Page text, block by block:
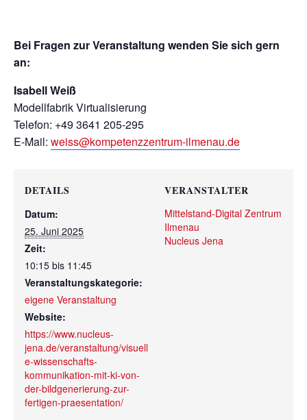
Bei Fragen zur Veranstaltung wenden Sie sich gern
an:
Isabell Weiß
Modellfabrik Virtualisierung
Telefon: +49 3641 205-295
E-Mail: weiss@kompetenzzentrum-ilmenau.de
DETAILS
Datum:
25. Juni 2025
Zeit:
10:15 bis 11:45
Veranstaltungskategorie:
eigene Veranstaltung
Website:
https://www.nucleus-
jena.de/veranstaltung/visuell
e-wissenschafts-
kommunikation-mit-ki-von-
der-bildgenerierung-zur-
fertigen-praesentation/
VERANSTALTER
Mittelstand-Digital Zentrum
Ilmenau
Nucleus Jena